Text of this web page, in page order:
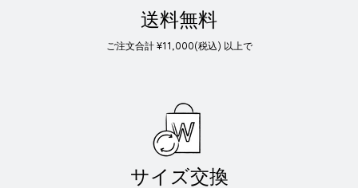
送料無料
ご注文合計 ¥11,000(税込) 以上で
サイズ交換